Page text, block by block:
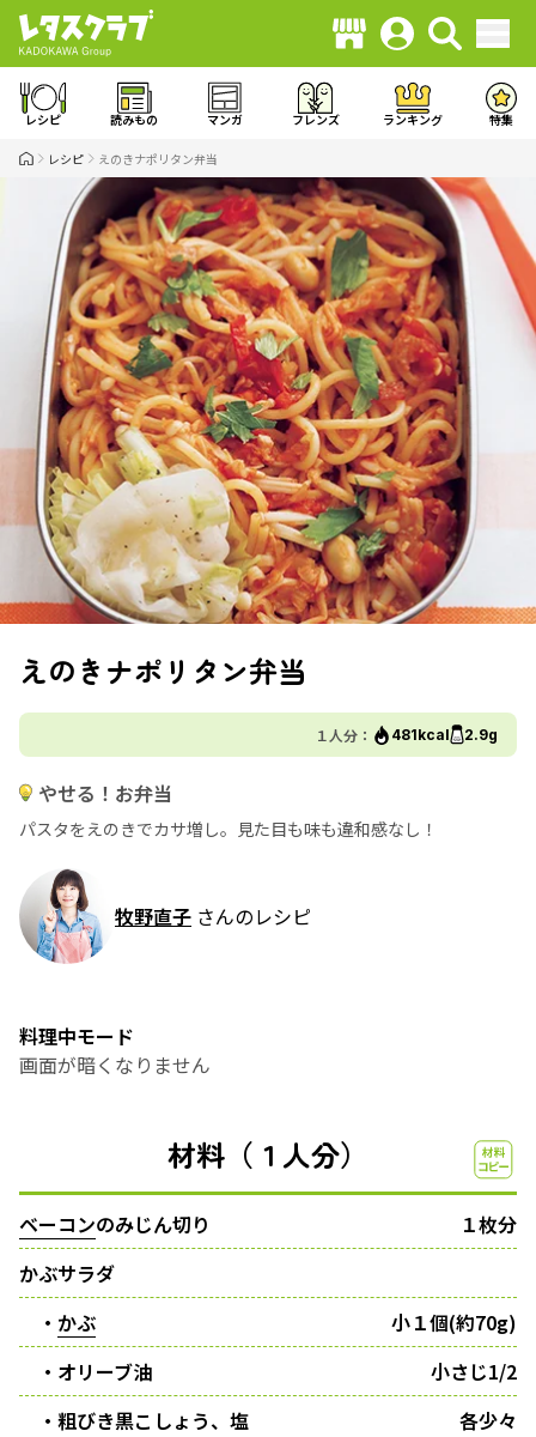
レシピ 読みもの マンガ フレンズ ランキング 特集
レシピ えのきナポリタン弁当
えのきナポリタン弁当
１人分： 481kcal 2.9g
やせる！お弁当
パスタをえのきでカサ増し。見た目も味も違和感なし！
牧野直子 さんのレシピ
料理中モード
画面が暗くなりません
材料（１人分）
ベーコンのみじん切り
１枚分
かぶサラダ
・ かぶ
小１個(約70g)
・オリーブ油
小さじ1/2
・粗びき黒こしょう、塩
各少々